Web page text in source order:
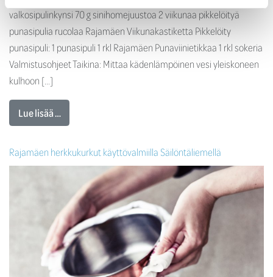
valkosipulinkynsi 70 g sinihomejuustoa 2 viikunaa pikkelöityä
punasipulia rucolaa Rajamäen Viikunakastiketta Pikkelöity
punasipuli: 1 punasipuli 1 rkl Rajamäen Punaviinietikkaa 1 rkl sokeria
Valmistusohjeet Taikina: Mittaa kädenlämpöinen vesi yleiskoneen
kulhoon […]
Lue lisää …
Rajamäen herkkukurkut käyttövalmiilla Säilöntäliemellä